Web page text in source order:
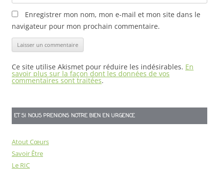
Enregistrer mon nom, mon e-mail et mon site dans le
navigateur pour mon prochain commentaire.
Ce site utilise Akismet pour réduire les indésirables. En
savoir plus sur la façon dont les données de vos
commentaires sont traitées.
ET SI NOUS PRENIONS NOTRE BIEN EN URGENCE
Atout Cœurs
Savoir Être
Le RIC